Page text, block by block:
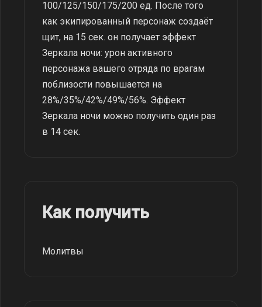
100/125/150/175/200 ед. После того
как экипированный персонаж создаёт
щит, на 15 сек. он получает эффект
Зеркала ночи: урон активного
персонажа вашего отряда по врагам
поблизости повышается на
28%/35%/42%/49%/56%. Эффект
Зеркала ночи можно получить один раз
в 14 сек.
Как получить
Молитвы